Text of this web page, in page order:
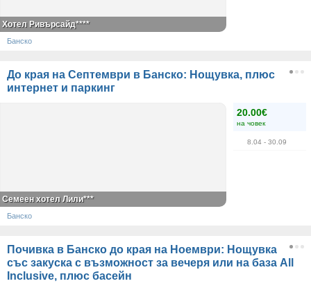
Хотел Ривърсайд****
Банско
До края на Септември в Банско: Нощувка, плюс
интернет и паркинг
20.00€
на човек
8.04 - 30.09
Семеен хотел Лили***
Банско
Почивка в Банско до края на Ноември: Нощувка
със закуска с възможност за вечеря или на база All
Inclusive, плюс басейн